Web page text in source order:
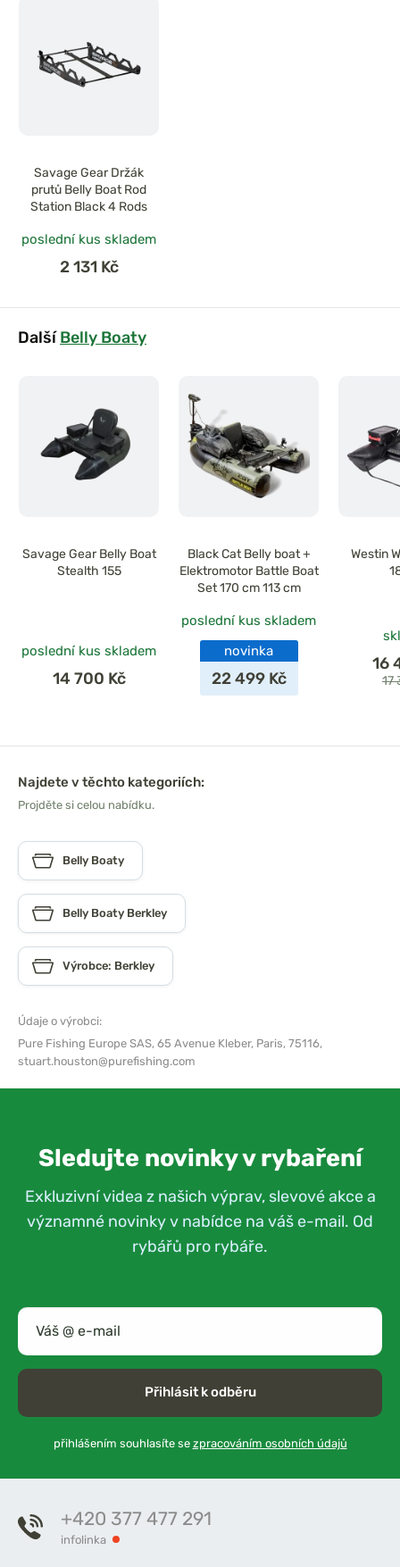
Savage Gear Držák
prutů Belly Boat Rod
Station Black 4 Rods
poslední kus skladem
2 131 Kč
DalšíBelly Boaty
Savage Gear Belly Boat
Stealth 155
poslední kus skladem
14 700 Kč
Black Cat Belly boat +
Elektromotor Battle Boat
Set 170 cm 113 cm
poslední kus skladem
novinka
22 499 Kč
Westin
16
17
Najdete v těchto kategoriích:
Projděte si celou nabídku.
Belly Boaty
Belly Boaty Berkley
Výrobce: Berkley
Údaje o výrobci:
Pure Fishing Europe SAS, 65 Avenue Kleber, Paris, 75116,
stuart.houston@purefishing.com
Sledujte novinky v rybaření
Exkluzivní videa z našich výprav, slevové akce a
významné novinky v nabídce na váš e-mail. Od
rybářů pro rybáře.
Přihlásit k odběru
přihlášením souhlasíte se zpracováním osobních údajů
+420 377 477 291
infolinka